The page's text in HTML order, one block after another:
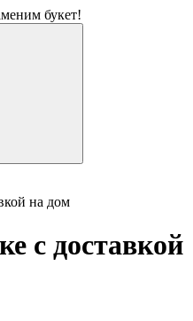
букет!
на дом
с доставкой